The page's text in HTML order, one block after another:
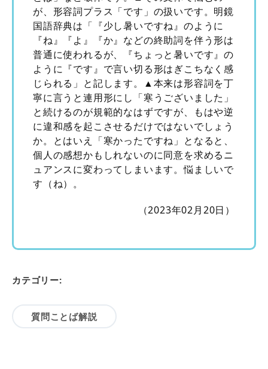
が、形容詞プラス「です」の扱いです。明鏡
国語辞典は「『少し暑いですね』のように
『ね』『よ』『か』などの終助詞を伴う形は
普通に使われるが、『ちょっと暑いです』の
ように『です』で言い切る形はぎこちなく感
じられる」と記します。▲本来は形容詞を丁
寧に言うと連用形にし「寒うございました」
と続けるのが規範的なはずですが、もはや逆
に違和感を起こさせるだけではないでしょう
か。とはいえ「寒かったですね」となると、
個人の感想かもしれないのに同意を求めるニ
ュアンスに変わってしまいます。悩ましいで
す（ね）。
（2023年02月20日）
カテゴリー:
質問ことば解説